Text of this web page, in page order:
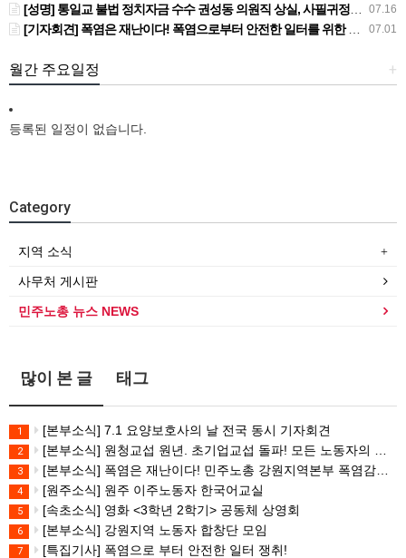
07.16
[성명] 통일교 불법 정치자금 수수 권성동 의원직 상실, 사필귀정이다
07.01
[기자회견] 폭염은 재난이다! 폭염으로부터 안전한 일터를 위한 민주노총 강원지역본부 폭염감시단 선포 기자회견
+
월간 주요일정
등록된 일정이 없습니다.
Category
지역 소식
사무처 게시판
민주노총 뉴스 NEWS
많이 본 글 태그
1 [본부소식] 7.1 요양보호사의 날 전국 동시 기자회견
2 [본부소식] 원청교섭 원년. 초기업교섭 돌파! 모든 노동자의 노동기본권 쟁취! 민주노총 7.15 총파업대회
3 [본부소식] 폭염은 재난이다! 민주노총 강원지역본부 폭염감시단 선포 기자회견
4 [원주소식] 원주 이주노동자 한국어교실
5 [속초소식] 영화 <3학년 2학기> 공동체 상영회
6 [본부소식] 강원지역 노동자 합창단 모임
7 [특집기사] 폭염으로 부터 안전한 일터 쟁취!